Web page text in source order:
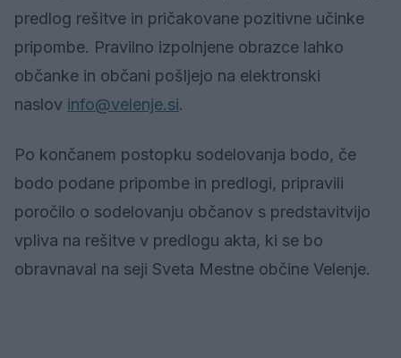
predlog rešitve in pričakovane pozitivne učinke
pripombe. Pravilno izpolnjene obrazce lahko
občanke in občani pošljejo na elektronski
naslov info@velenje.si.
Po končanem postopku sodelovanja bodo, če
bodo podane pripombe in predlogi, pripravili
poročilo o sodelovanju občanov s predstavitvijo
vpliva na rešitve v predlogu akta, ki se bo
obravnaval na seji Sveta Mestne občine Velenje.